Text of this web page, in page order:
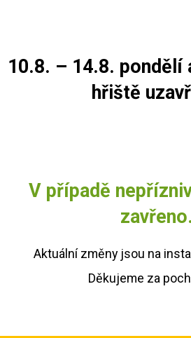
10.8. – 14.8. pondělí
hřiště
V případě
zavřeno.
Aktuální změny jsou na
Děkujeme za